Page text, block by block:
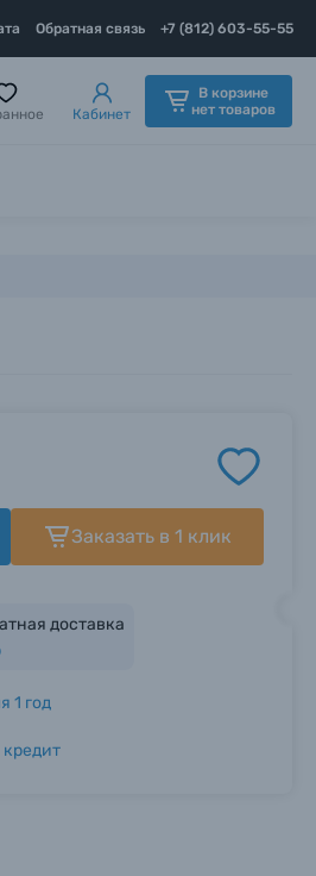
Обратная связь +7 (812) 603-55-55
Кабинет
В корзине
нет товаров
Заказать в 1 клик
доставка
1 год